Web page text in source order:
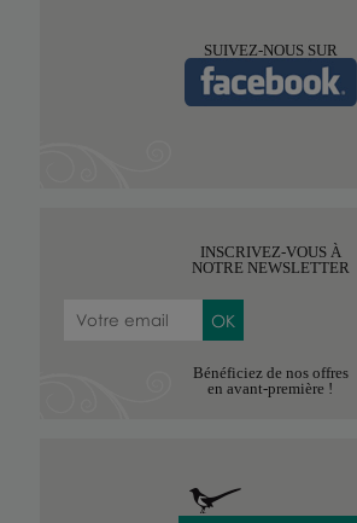
SUIVEZ-NOUS SUR
INSCRIVEZ-VOUS À
NOTRE NEWSLETTER
Bénéficiez de nos offres
en avant-première !